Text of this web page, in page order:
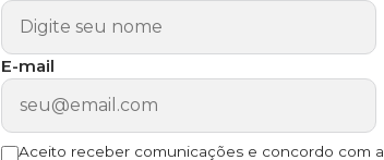
E-mail
Aceito receber comunicações e concordo com a